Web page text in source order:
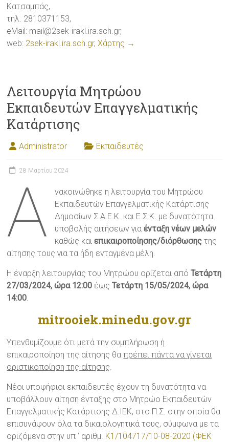
Κατσαμπάς,
τηλ. 2810371153,
eMail: mail@2sek-irakl.ira.sch.gr,
web: 2sek-irakl.ira.sch.gr, Χάρτης →
Λειτουργία Μητρώου
Εκπαιδευτών Επαγγελματικής
Κατάρτισης
Administrator Εκπαιδευτές
28 Μαρτίου 2024
Α
νακοινώθηκε η λειτουργία του Μητρώου
Εκπαιδευτών Επαγγελματικής Κατάρτισης
Δημοσίων Σ.Α.Ε.Κ. και Ε.Σ.Κ. με δυνατότητα
υποβολής αιτήσεων γιαένταξη νέων μελών
καθώς και επικαιροποίησης/διόρθωσηςτης
αίτησης τους για τα ήδη ενταγμένα μέλη.
H έναρξη λειτουργίας του Μητρώου ορίζεται απόΤετάρτη
27/03/2024, ώρα 12:00 έωςΤετάρτη 15/05/2024, ώρα
14:00.
mitrooiek.minedu.gov.gr
Υπενθυμίζουμε ότι μετά την συμπλήρωση ή
επικαιροποίηση της αίτησης θαπρέπει πάντα να γίνεται
οριστικοποίηση της αίτησης.
Νέοι υποψήφιοι εκπαιδευτές έχουν τη δυνατότητα να
υποβάλλουν αίτηση ένταξης στο Μητρώο Εκπαιδευτών
Επαγγελματικής Κατάρτισης Δ.ΙΕΚ, στο Π.Σ. στην οποία θα
επισυνάψουν όλα τα δικαιολογητικά τους, σύμφωνα με τα
οριζόμενα στην υπ ‘ αριθμ. Κ1/104717/10-08-2020 (ΦΕΚ